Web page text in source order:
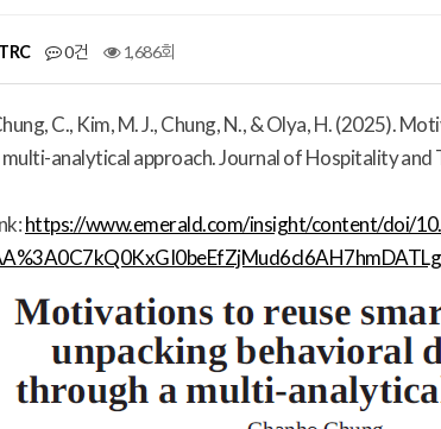
0건 1,686회
C., Kim, M. J., Chung, N., & Olya, H. (2025).
multi-analytical approach.Journal of Hospitality and
https://www.emerald.com/insight/content/doi/